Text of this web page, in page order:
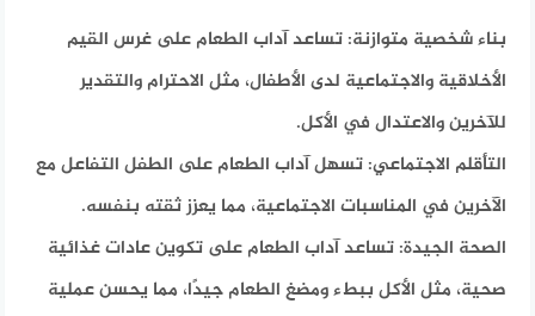
بناء شخصية متوازنة: تساعد آداب الطعام على غرس القيم
الأخلاقية والاجتماعية لدى الأطفال، مثل الاحترام والتقدير
للآخرين والاعتدال في الأكل.
التأقلم الاجتماعي: تسهل آداب الطعام على الطفل التفاعل مع
الآخرين في المناسبات الاجتماعية، مما يعزز ثقته بنفسه.
الصحة الجيدة: تساعد آداب الطعام على تكوين عادات غذائية
صحية، مثل الأكل ببطء ومضغ الطعام جيدًا، مما يحسن عملية